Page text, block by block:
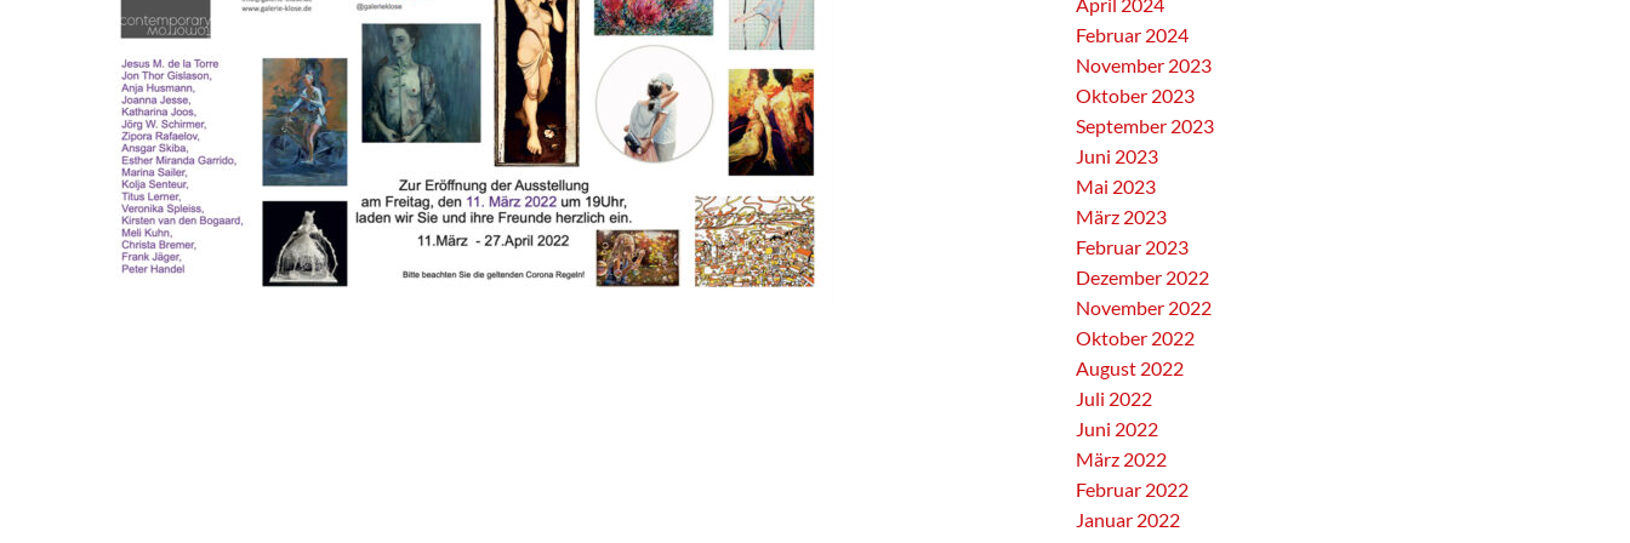
April 2024
Februar 2024
November 2023
Oktober 2023
September 2023
Juni 2023
Mai 2023
März 2023
Februar 2023
Dezember 2022
November 2022
Oktober 2022
August 2022
Juli 2022
Juni 2022
März 2022
Februar 2022
Januar 2022